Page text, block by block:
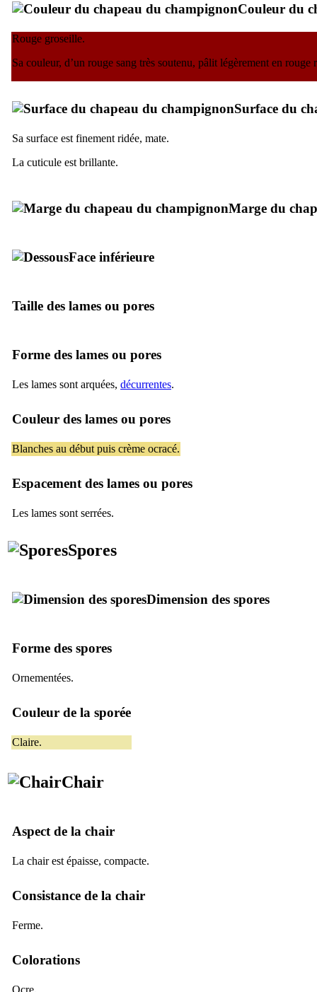
Couleur du
Rouge groseille.
Sa couleur, d’un rouge sang très soutenu, pâlit légèrement en rouge
Surface du
Sa surface est finement ridée, mate.
La cuticule est brillante.
Marge du
Face inférieure
Taille des lames ou pores
Forme des lames ou pores
Les lames sont arquées, décurrentes.
Couleur des lames ou pores
Blanches au début puis crème ocracé.
Espacement des lames ou pores
Les lames sont serrées.
Spores
Dimension des spores
Forme des spores
Ornementées.
Couleur de la sporée
Claire.
Chair
Aspect de la chair
La chair est épaisse, compacte.
Consistance de la chair
Ferme.
Colorations
Ocre.